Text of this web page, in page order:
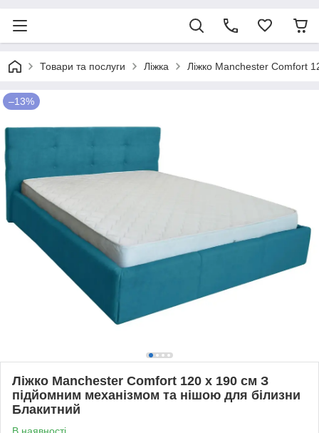
Товари та послуги Ліжка Ліжко Manchester Comfort
–13%
Ліжко Manchester Comfort 120 х 190 см З
підйомним механізмом та нішою для білизни
Блакитний
В наявності